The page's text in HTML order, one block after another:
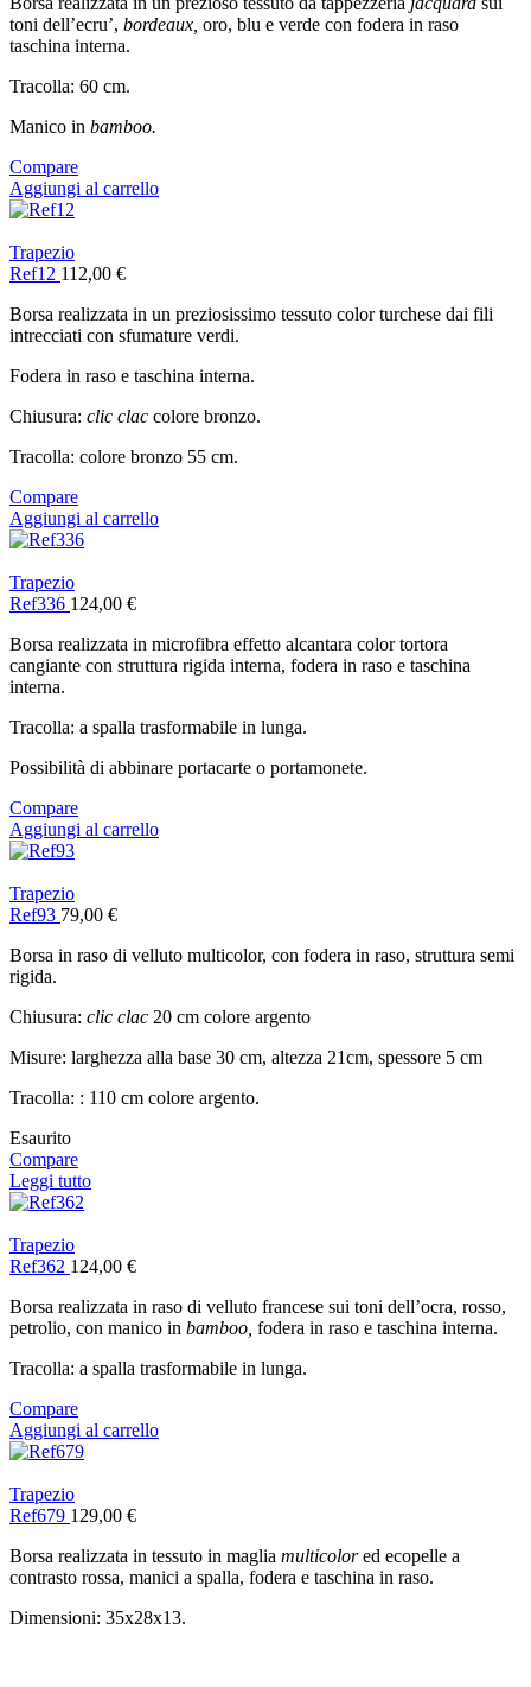
toni dell’ecru’, bordeaux, oro, blu e verde con fodera in raso
taschina interna.
Tracolla: 60 cm.
Manico in bamboo.
Compare
Aggiungi al carrello
Trapezio
Ref12 112,00 €
Borsa realizzata in un preziosissimo tessuto color turchese dai fili
intrecciati con sfumature verdi.
Fodera in raso e taschina interna.
Chiusura: clic clac colore bronzo.
Tracolla: colore bronzo 55 cm.
Compare
Aggiungi al carrello
Trapezio
Ref336 124,00 €
Borsa realizzata in microfibra effetto alcantara color tortora
cangiante con struttura rigida interna, fodera in raso e taschina
interna.
Tracolla: a spalla trasformabile in lunga.
Possibilità di abbinare portacarte o portamonete.
Compare
Aggiungi al carrello
Trapezio
Ref93 79,00 €
Borsa in raso di velluto multicolor, con fodera in raso, struttura semi
rigida.
Chiusura: clic clac 20 cm colore argento
Misure: larghezza alla base 30 cm, altezza 21cm, spessore 5 cm
Tracolla: : 110 cm colore argento.
Esaurito
Compare
Leggi tutto
Trapezio
Ref362 124,00 €
Borsa realizzata in raso di velluto francese sui toni dell’ocra, rosso,
petrolio, con manico in bamboo, fodera in raso e taschina interna.
Tracolla: a spalla trasformabile in lunga.
Compare
Aggiungi al carrello
Trapezio
Ref679 129,00 €
Borsa realizzata in tessuto in maglia multicolored ecopelle a
contrasto rossa, manici a spalla, fodera e taschina in raso.
Dimensioni: 35x28x13.